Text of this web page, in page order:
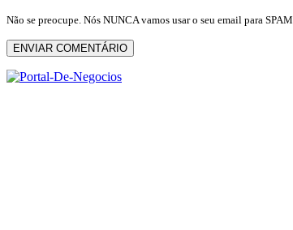
Não se preocupe. Nós NUNCA vamos usar o seu email para SPAM.
ENVIAR COMENTÁRIO